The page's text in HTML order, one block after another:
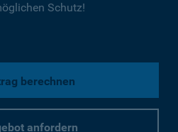
Schutz!
berechnen
anfordern